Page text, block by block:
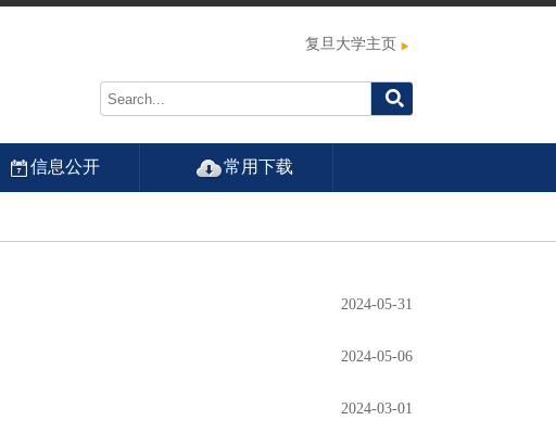
复旦大学主页
信息公开 常用下载
2024-05-31
2024-05-06
2024-03-01